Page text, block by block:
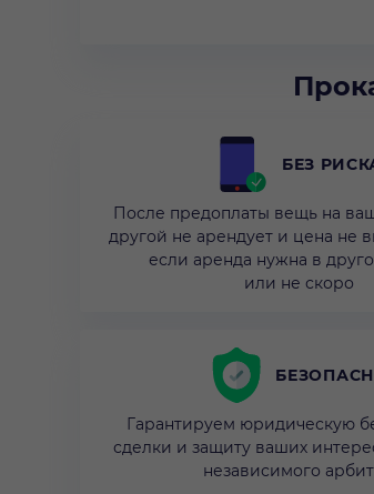
БЕЗ
После предоплаты вещь на
другой не арендует и цена не
если аренда нужна в
или не скоро
Гарантируем юридическую
сделки и защиту ваших
независимого